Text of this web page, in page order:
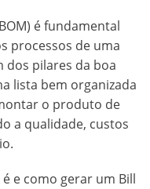
é fundamental
processos de uma
dos pilares da boa
lista bem organizada
o produto de
a qualidade, custos
e como gerar um Bill